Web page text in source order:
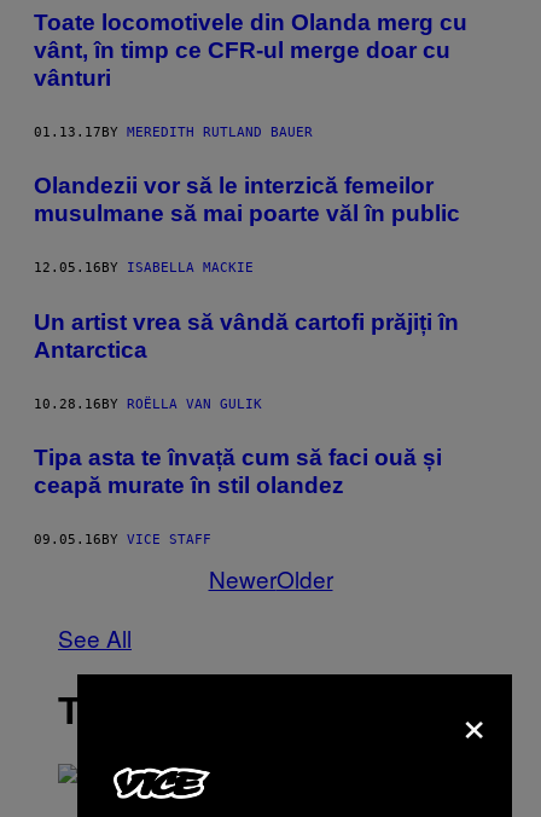
Toate locomotivele din Olanda merg cu
vânt, în timp ce CFR-ul merge doar cu
vânturi
01.13.17BY MEREDITH RUTLAND BAUER
Olandezii vor să le interzică femeilor
musulmane să mai poarte văl în public
12.05.16 BY ISABELLA MACKIE
Un artist vrea să vândă cartofi prăjiți în
Antarctica
10.28.16BY ROËLLA VAN GULIK
Tipa asta te învață cum să faci ouă și
ceapă murate în stil olandez
09.05.16 BY VICE STAFF
NewerOlder
See All
THE LATEST ×